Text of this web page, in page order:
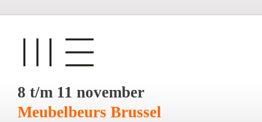
8 t/m 11 november
Meubelbeurs Brussel